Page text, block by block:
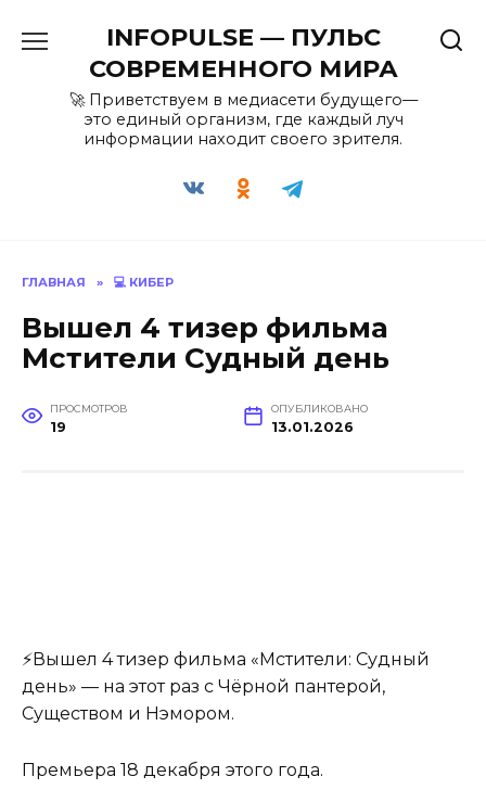
содержанию
INFOPULSE — ПУЛЬС
СОВРЕМЕННОГО МИРА
🚀 Приветствуем в медиасети будущего—
это единый организм, где каждый луч
информации находит своего зрителя.
ГЛАВНАЯ » 💻 КИБЕР
Вышел 4 тизер фильма
Мстители Судный день
ПРОСМОТРОВ
19
ОПУБЛИКОВАНО
13.01.2026
⚡️Вышел 4 тизер фильма «Мстители: Судный
день» — на этот раз с Чёрной пантерой,
Существом и Нэмором.
Премьера 18 декабря этого года.